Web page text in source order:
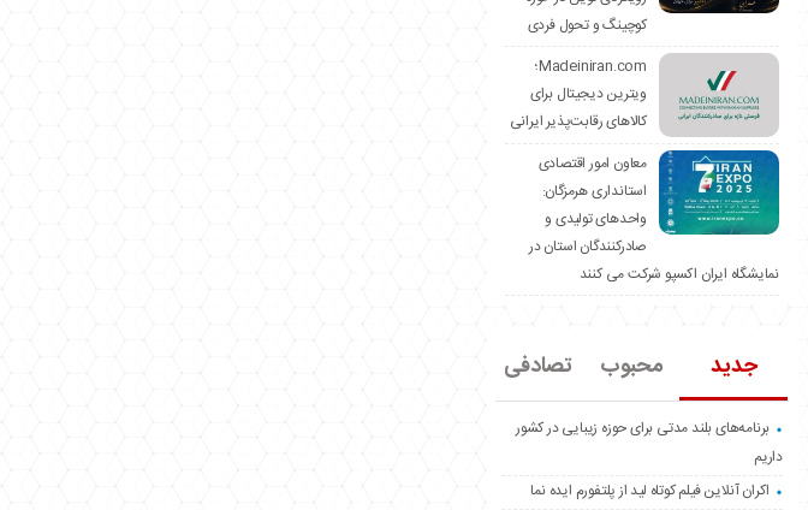
کوچینگ و تحول فردی
Madeiniran.com؛
ویترین دیجیتال برای
کالاهای رقابت‌پذیر ایرانی
معاون امور اقتصادی
استانداری هرمزگان:
واحدهای تولیدی و
صادرکنندگان استان در
نمایشگاه ایران اکسپو شرکت می کنند
جدید محبوب تصادفی
برنامه‌های بلند مدتی برای حوزه زیبایی در کشور
داریم
اکران آنلاین فیلم کوتاه لید از پلتفورم ایده نما